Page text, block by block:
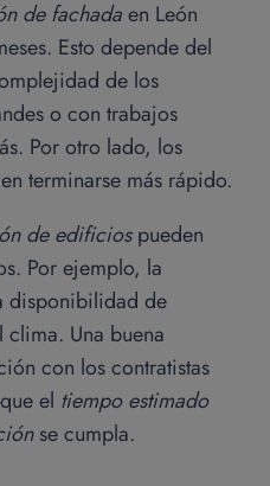
de fachadaen León
Esto depende del
de los
o con trabajos
Por otro lado, los
terminarse más rápido.
de edificiospueden
Por ejemplo, la
disponibilidad de
Una buena
con los contratistas
el tiempo estimado
se cumpla.